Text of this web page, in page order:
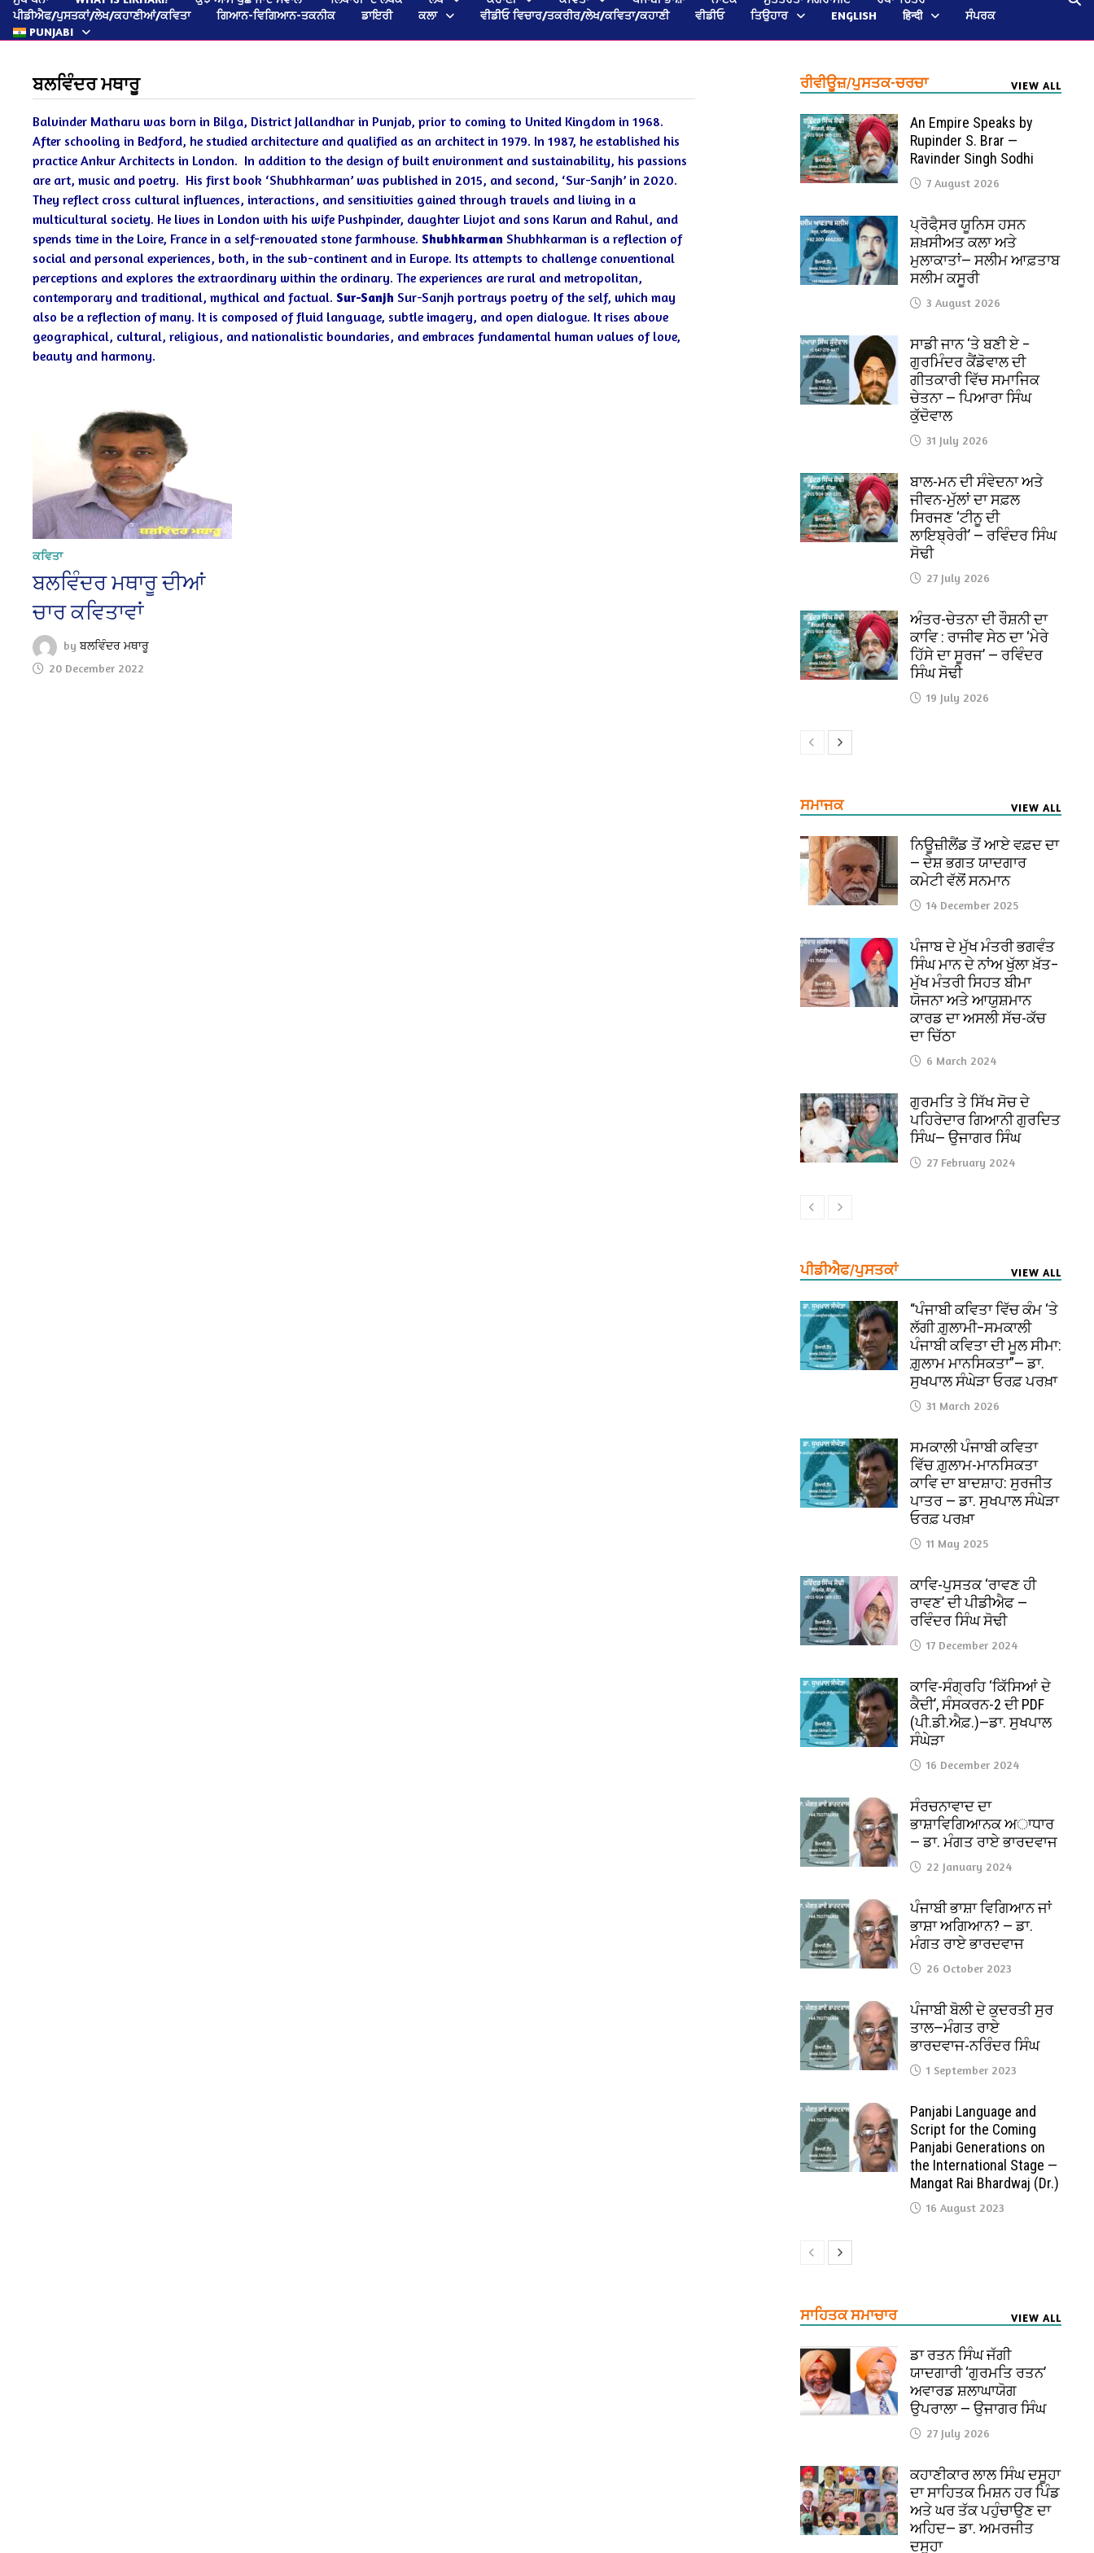
ਪੀਡੀਐਫ/ਪੁਸਤਕਾਂ/ਲੇਖ/ਕਹਾਣੀਆਂ/ਕਵਿਤਾ
ਗਿਆਨ-ਵਿਗਿਆਨ-ਤਕਨੀਕ ਡਾਇਰੀ ਕਲਾ ਵੀਡੀਓ ਵਿਚਾਰ/ਤਕਰੀਰ/ਲੇਖ/ਕਵਿਤਾ/ਕਹਾਣੀ ਵੀਡੀਓ ਤਿਉਹਾਰ ENGLISH हिन्दी
ਸੰਪਰਕ
PUNJABI
ਬਲਵਿੰਦਰ ਮਥਾਰੂ
Balvinder Matharu was born in Bilga, District Jallandhar in Punjab, prior to coming to United Kingdom in 1968.
After schooling in Bedford, he studied architecture and qualified as an architect in 1979. In 1987, he established his
practice Ankur Architects in London. In addition to the design of built environment and sustainability, his passions
are art, music and poetry. His first book ‘Shubhkarman’ was published in 2015, and second, ‘Sur-Sanjh’ in 2020.
They reflect cross cultural influences, interactions, and sensitivities gained through travels and living in a
multicultural society. He lives in London with his wife Pushpinder, daughter Livjot and sons Karun and Rahul, and
spends time in the Loire, France in a self-renovated stone farmhouse. Shubhkarman Shubhkarman is a reflection of
social and personal experiences, both, in the sub-continent and in Europe. Its attempts to challenge conventional
perceptions and explores the extraordinary within the ordinary. The experiences are rural and metropolitan,
contemporary and traditional, mythical and factual. Sur-Sanjh Sur-Sanjh portrays poetry of the self, which may
also be a reflection of many. It is composed of fluid language, subtle imagery, and open dialogue. It rises above
geographical, cultural, religious, and nationalistic boundaries, and embraces fundamental human values of love,
beauty and harmony.
ਕਵਿਤਾ
ਬਲਵਿੰਦਰ ਮਥਾਰੂ ਦੀਆਂ
ਚਾਰ ਕਵਿਤਾਵਾਂ
byਬਲਵਿੰਦਰ ਮਥਾਰੂ
20 December 2022
ਰੀਵੀਊਜ਼/ਪੁਸਤਕ-ਚਰਚਾ VIEW ALL
An Empire Speaks by
Rupinder S. Brar —
Ravinder Singh Sodhi
7 August 2026
ਪ੍ਰੋਫੈ਼ਸਰ ਯੂਨਿਸ ਹਸਨ
ਸ਼ਖ਼ਸੀਅਤ ਕਲਾ ਅਤੇ
ਮੁਲਾਕਾਤਾਂ— ਸਲੀਮ ਆਫ਼ਤਾਬ
ਸਲੀਮ ਕਸੂਰੀ
3 August 2026
ਸਾਡੀ ਜਾਨ ‘ਤੇ ਬਣੀ ਏ –
ਗੁਰਮਿੰਦਰ ਕੈਂਡੋਵਾਲ ਦੀ
ਗੀਤਕਾਰੀ ਵਿੱਚ ਸਮਾਜਿਕ
ਚੇਤਨਾ — ਪਿਆਰਾ ਸਿੰਘ
ਕੁੱਦੋਵਾਲ
31 July 2026
ਬਾਲ-ਮਨ ਦੀ ਸੰਵੇਦਨਾ ਅਤੇ
ਜੀਵਨ-ਮੁੱਲਾਂ ਦਾ ਸਫ਼ਲ
ਸਿਰਜਣ ‘ਟੀਨੂ ਦੀ
ਲਾਇਬ੍ਰੇਰੀ’ — ਰਵਿੰਦਰ ਸਿੰਘ
ਸੋਢੀ
27 July 2026
ਅੰਤਰ-ਚੇਤਨਾ ਦੀ ਰੌਸ਼ਨੀ ਦਾ
ਕਾਵਿ : ਰਾਜੀਵ ਸੇਠ ਦਾ ‘ਮੇਰੇ
ਹਿੱਸੇ ਦਾ ਸੂਰਜ’ — ਰਵਿੰਦਰ
ਸਿੰਘ ਸੋਢੀ
19 July 2026
ਸਮਾਜਕ VIEW ALL
ਨਿਊਜ਼ੀਲੈਂਡ ਤੋਂ ਆਏ ਵਫ਼ਦ ਦਾ
— ਦੇਸ਼ ਭਗਤ ਯਾਦਗਾਰ
ਕਮੇਟੀ ਵੱਲੋਂ ਸਨਮਾਨ
14 December 2025
ਪੰਜਾਬ ਦੇ ਮੁੱਖ ਮੰਤਰੀ ਭਗਵੰਤ
ਸਿੰਘ ਮਾਨ ਦੇ ਨਾਂਅ ਖੁੱਲਾ ਖ਼ੱਤ–
ਮੁੱਖ ਮੰਤਰੀ ਸਿਹਤ ਬੀਮਾ
ਯੋਜਨਾ ਅਤੇ ਆਯੁਸ਼ਮਾਨ
ਕਾਰਡ ਦਾ ਅਸਲੀ ਸੱਚ-ਕੱਚ
ਦਾ ਚਿੱਠਾ
6 March 2024
ਗੁਰਮਤਿ ਤੇ ਸਿੱਖ ਸੋਚ ਦੇ
ਪਹਿਰੇਦਾਰ ਗਿਆਨੀ ਗੁਰਦਿਤ
ਸਿੰਘ— ਉਜਾਗਰ ਸਿੰਘ
27 February 2024
ਪੀਡੀਐਫ/ਪੁਸਤਕਾਂ VIEW ALL
“ਪੰਜਾਬੀ ਕਵਿਤਾ ਵਿੱਚ ਕੰਮ ‘ਤੇ
ਲੱਗੀ ਗ਼ੁਲਾਮੀ–ਸਮਕਾਲੀ
ਪੰਜਾਬੀ ਕਵਿਤਾ ਦੀ ਮੂਲ ਸੀਮਾ:
ਗ਼ੁਲਾਮ ਮਾਨਸਿਕਤਾ”— ਡਾ.
ਸੁਖਪਾਲ ਸੰਘੇੜਾ ਓਰਫ਼ ਪਰਖ਼ਾ
31 March 2026
ਸਮਕਾਲੀ ਪੰਜਾਬੀ ਕਵਿਤਾ
ਵਿੱਚ ਗ਼ੁਲਾਮ-ਮਾਨਸਿਕਤਾ
ਕਾਵਿ ਦਾ ਬਾਦਸ਼ਾਹ: ਸੁਰਜੀਤ
ਪਾਤਰ — ਡਾ. ਸੁਖਪਾਲ ਸੰਘੇੜਾ
ਓਰਫ਼ ਪਰਖ਼ਾ
11 May 2025
ਕਾਵਿ-ਪੁਸਤਕ ‘ਰਾਵਣ ਹੀ
ਰਾਵਣ’ ਦੀ ਪੀਡੀਐਫ —
ਰਵਿੰਦਰ ਸਿੰਘ ਸੋਢੀ
17 December 2024
ਕਾਵਿ-ਸੰਗ੍ਰਹਿ ‘ਕਿੱਸਿਆਂ ਦੇ
ਕੈਦੀ’, ਸੰਸਕਰਨ-2 ਦੀ PDF
(ਪੀ.ਡੀ.ਐਫ਼.)—ਡਾ. ਸੁਖਪਾਲ
ਸੰਘੇੜਾ
16 December 2024
ਸੰਰਚਨਾਵਾਦ ਦਾ
ਭਾਸ਼ਾਵਿਗਿਆਨਕ ਅਾਧਾਰ
— ਡਾ. ਮੰਗਤ ਰਾਏ ਭਾਰਦਵਾਜ
22 January 2024
ਪੰਜਾਬੀ ਭਾਸ਼ਾ ਵਿਗਿਆਨ ਜਾਂ
ਭਾਸ਼ਾ ਅਗਿਆਨ? — ਡਾ.
ਮੰਗਤ ਰਾਏ ਭਾਰਦਵਾਜ
26 October 2023
ਪੰਜਾਬੀ ਬੋਲੀ ਦੇ ਕੁਦਰਤੀ ਸੁਰ
ਤਾਲ—ਮੰਗਤ ਰਾਏ
ਭਾਰਦਵਾਜ-ਨਰਿੰਦਰ ਸਿੰਘ
1 September 2023
Panjabi Language and
Script for the Coming
Panjabi Generations on
the International Stage —
Mangat Rai Bhardwaj (Dr.)
16 August 2023
ਸਾਹਿਤਕ ਸਮਾਚਾਰ VIEW ALL
ਡਾ ਰਤਨ ਸਿੰਘ ਜੱਗੀ
ਯਾਦਗਾਰੀ ‘ਗੁਰਮਤਿ ਰਤਨ’
ਅਵਾਰਡ ਸ਼ਲਾਘਾਯੋਗ
ਉਪਰਾਲਾ — ਉਜਾਗਰ ਸਿੰਘ
27 July 2026
ਕਹਾਣੀਕਾਰ ਲਾਲ ਸਿੰਘ ਦਸੂਹਾ
ਦਾ ਸਾਹਿਤਕ ਮਿਸ਼ਨ ਹਰ ਪਿੰਡ
ਅਤੇ ਘਰ ਤੱਕ ਪਹੁੰਚਾਉਣ ਦਾ
ਅਹਿਦ— ਡਾ. ਅਮਰਜੀਤ
ਦਸੂਹਾ